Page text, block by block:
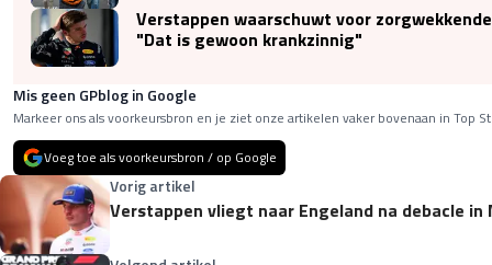
Verstappen waarschuwt voor
"Dat is gewoon krankzinnig"
Mis geen GPblog in Google
Markeer ons als voorkeursbron en je ziet onze artikelen vaker bovenaan in Top
Voeg toe als voorkeursbron / op Google
Vorig artikel
Verstappen vliegt naar Engeland na debacle in